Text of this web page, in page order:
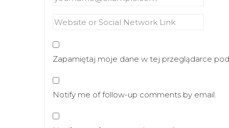
Zapamiętaj moje dane w tej przeglądarce
Notify me of follow-up comments by email.